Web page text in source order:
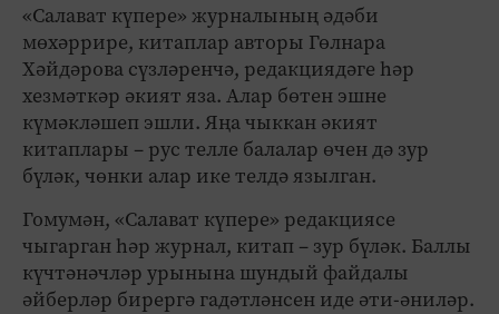
«Салават күпере» журналының әдәби
мөхәррире, китаплар авторы Гөлнара
Хәйдәрова сүзләренчә, редакциядәге һәр
хезмәткәр әкият яза. Алар бөтен эшне
күмәкләшеп эшли. Яңа чыккан әкият
китаплары – рус телле балалар өчен дә зур
бүләк, чөнки алар ике телдә язылган.
Гомумән, «Салават күпере» редакциясе
чыгарган һәр журнал, китап – зур бүләк. Баллы
күчтәнәчләр урынына шундый файдалы
әйберләр бирергә гадәтләнсен иде әти-әниләр.